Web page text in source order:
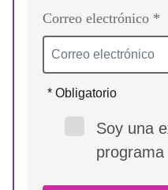
Correo electrónico *
* Obligatorio
Soy una
programa